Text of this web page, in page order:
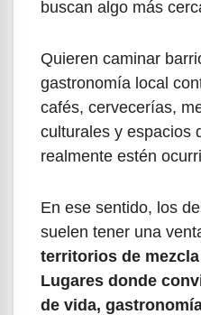
buscan algo más
Quieren caminar
gastronomía local
cafés, cervecerías,
culturales y espacios
realmente estén
En ese sentido, los
suelen tener una
territorios de
Lugares donde
de vida,